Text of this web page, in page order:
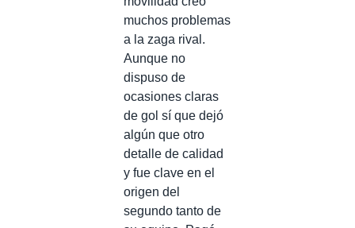
muchos problemas
a la zaga rival.
Aunque no
dispuso de
ocasiones claras
de gol sí que dejó
algún que otro
detalle de calidad
y fue clave en el
origen del
segundo tanto de